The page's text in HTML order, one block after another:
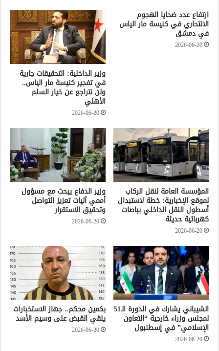
ارتفاع عدد ضحايا الهجوم
الانتحاري في كنيسة مار الياس
في دمشق
2026-06-20
وزير الداخلية: التحقيقات جارية
في تفجير كنيسة مار الياس..
ولن نتراجع عن خيار السلم
الأهلي
2026-06-20
المؤسسة العامة لنقل الركاب
لموقع الإخبارية: خطة لاستبدال
أسطول النقل الداخلي بباصات
كهربائية حديثة
2026-06-20
وزير الدفاع يبحث مع مسؤول
أممي آليات تعزيز التواصل
وتحقيق الاستقرار
2026-06-20
الشيباني يشارك في الدورة الـ51
لمجلس وزراء خارجية “التعاون
الإسلامي” في إسطنبول
2026-06-20
بكمين محكم.. جهاز الاستخبارات
يلقي القبض على وسيم الأسد
2026-06-20